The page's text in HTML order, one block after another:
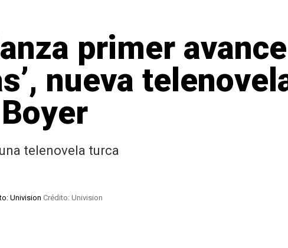
primer
nueva
telenovela turca
Univision Crédito: Univision